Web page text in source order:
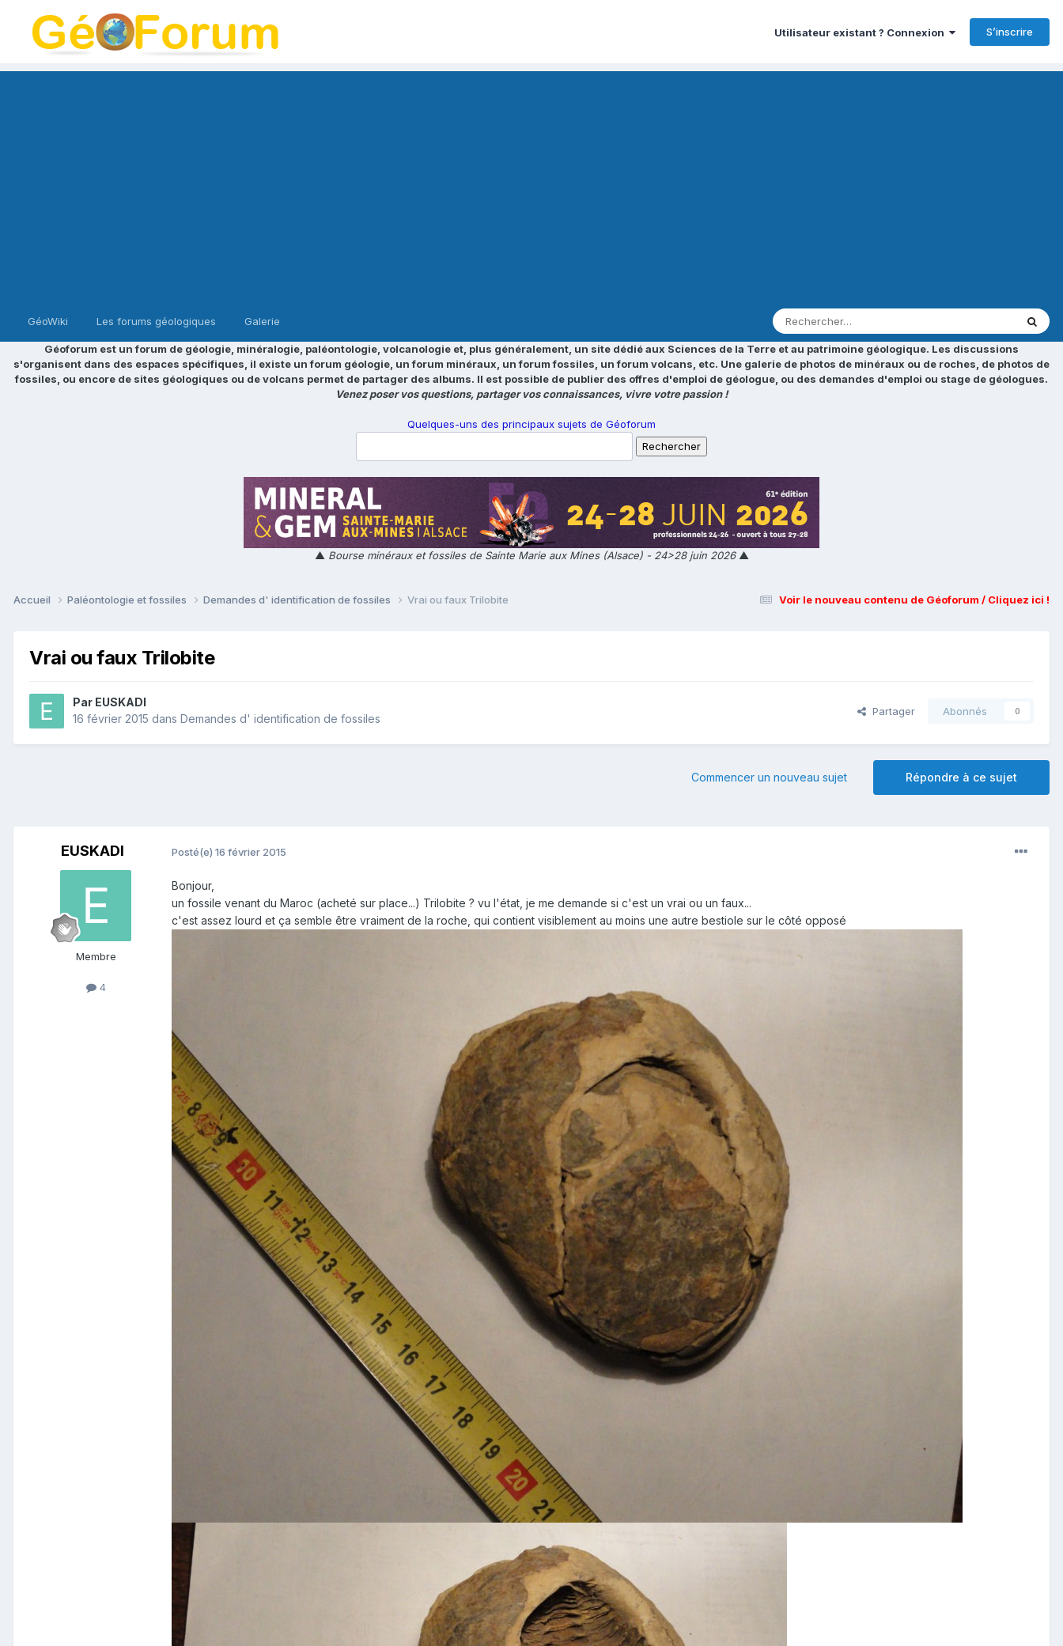
Utilisateur existant ? Connexion S’inscrire
GéoWiki Les forums géologiques Galerie
Géoforum est un forum de géologie, minéralogie, paléontologie, volcanologie et, plus généralement, un site dédié aux Sciences de la Terre et au patrimoine géologique. Les discussions
s'organisent dans des espaces spécifiques, il existe un forum géologie, un forum minéraux, un forum fossiles, un forum volcans, etc. Une galerie de photos de minéraux ou de roches, de photos de
fossiles, ou encore de sites géologiques ou de volcans permet de partager des albums. Il est possible de publier des offres d'emploi de géologue, ou des demandes d'emploi ou stage de géologues.
Venez poser vos questions, partager vos connaissances, vivre votre passion !
Quelques-uns des principaux sujets de Géoforum
▲ Bourse minéraux et fossiles de Sainte Marie aux Mines (Alsace) - 24>28 juin 2026▲
Voir le nouveau contenu de Géoforum / Cliquez ici !
Accueil Paléontologie et fossiles Demandes d' identification de fossiles Vrai ou faux Trilobite
Vrai ou faux Trilobite
Par EUSKADI
16 février 2015 dans Demandes d' identification de fossiles
Partager Abonnés 0
Répondre à ce sujet
Commencer un nouveau sujet
EUSKADI
Membre
4
Posté(e) 16 février 2015
Bonjour,
un fossile venant du Maroc (acheté sur place...) Trilobite ? vu l'état, je me demande si c'est un vrai ou un faux...
c'est assez lourd et ça semble être vraiment de la roche, qui contient visiblement au moins une autre bestiole sur le côté opposé